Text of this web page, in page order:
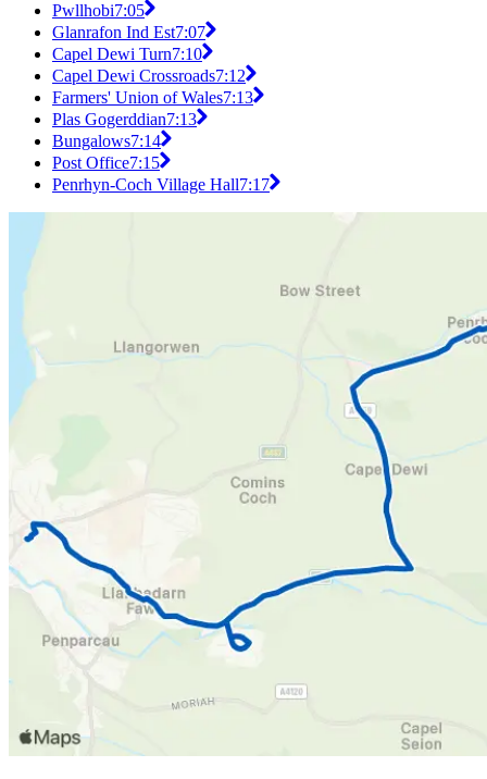
Pwllhobi7:05
Glanrafon Ind Est7:07
Capel Dewi Turn7:10
Capel Dewi Crossroads7:12
Farmers' Union of Wales7:13
Plas Gogerddian7:13
Bungalows7:14
Post Office7:15
Penrhyn-Coch Village Hall7:17